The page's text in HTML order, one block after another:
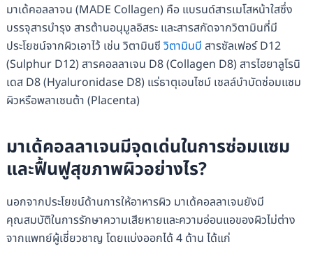
มาเด้คอลลาจน (MADE Collagen) คือ แบรนด์สารเมโสหน้าใสซึ่ง
บรรจุสารบำรุง สารต้านอนุมูลอิสระ และสารสกัดจากวิตามินที่มี
ประโยชน์จากผิวเอาไว้ เช่น วิตามินซีวิตามินบี สารซัลเฟอร์ D12
(Sulphur D12) สารคอลลาเจน D8 (Collagen D8) สารไฮยาลูโรนิ
เดส D8 (Hyaluronidase D8) แร่ธาตุเอนไซม์ เซลล์บำบัดซ่อมแซม
ผิวหรือพลาเซนต้า (Placenta)
มาเด้คอลลาเจนมีจุดเด่นในการซ่อมแซม
และฟื้นฟูสุขภาพผิวอย่างไร?
นอกจากประโยชน์ด้านการให้อาหารผิว มาเด้คอลลาเจนยังมี
คุณสมบัติในการรักษาความเสียหายและความอ่อนแอของผิวไม่ต่าง
จากแพทย์ผู้เชี่ยวชาญ โดยแบ่งออกได้ 4 ด้าน ได้แก่